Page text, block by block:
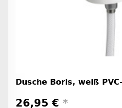
Dusche Boris, weiß
26,95 € *